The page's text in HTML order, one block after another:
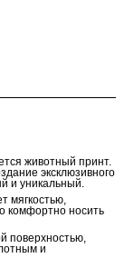
животный принт.
эксклюзивного
и уникальный.
мягкостью,
комфортно носить
поверхностью,
и